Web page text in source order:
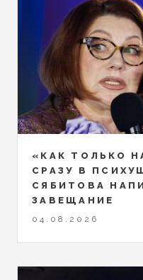
«КАК ТОЛЬКО
СРАЗУ В
СЯБИТОВА
ЗАВЕЩАНИЕ
04.08.2026